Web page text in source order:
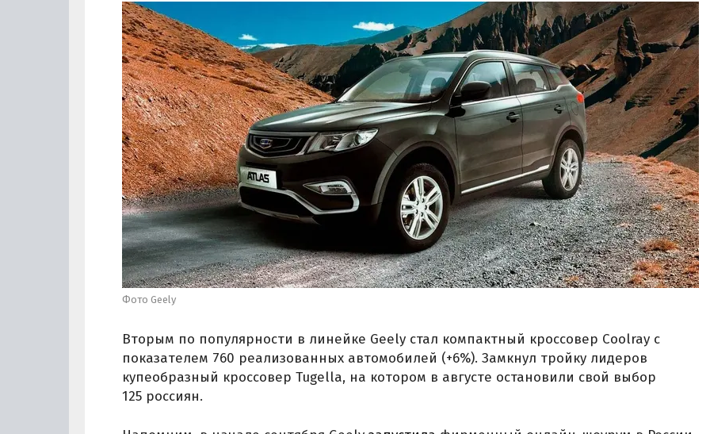
Фото Geely
Вторым по популярности в линейке Geely стал компактный кроссовер Coolray с
показателем 760 реализованных автомобилей (+6%). Замкнул тройку лидеров
купеобразный кроссовер Tugella, на котором в августе остановили свой выбор
125 россиян.